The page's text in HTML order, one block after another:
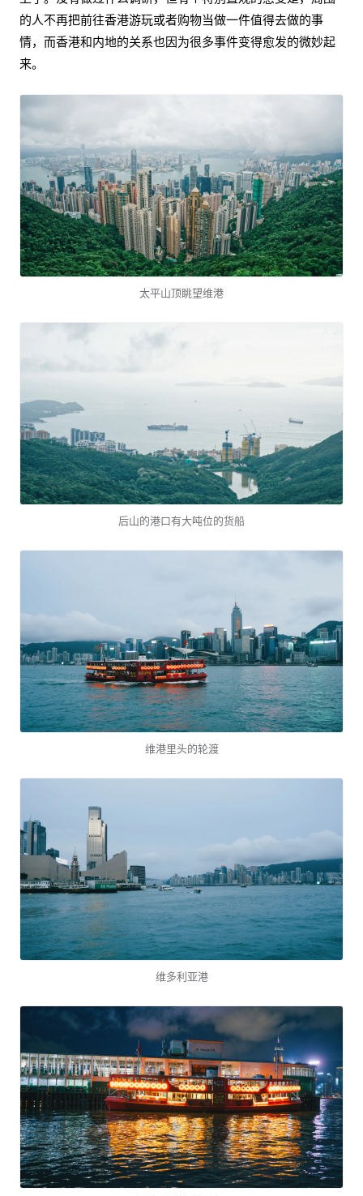
的人不再把前往香港游玩或者购物当做一件值得去做的事
情，而香港和内地的关系也因为很多事件变得愈发的微妙起
来。
太平山顶眺望维港
后山的港口有大吨位的货船
维港里头的轮渡
维多利亚港